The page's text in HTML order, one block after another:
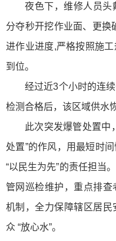
夜色下，维修人员头
分夺秒开挖作业面、更换
进作业进度,严格按照施
到位。
经过近3个小时的连
检测合格后，该区域供水
此次突发爆管处置中
处置”的作风，用最短时
“以民生为先”的责任担当
管网巡检维护，重点排
机制，全力保障辖区居
众 “放心水”。